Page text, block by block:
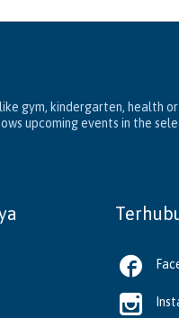
gym, kindergarten, health
upcoming events in the

